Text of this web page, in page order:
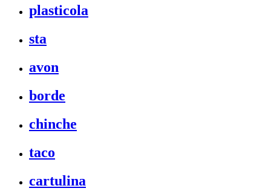
plasticola
sta
avon
borde
chinche
taco
cartulina